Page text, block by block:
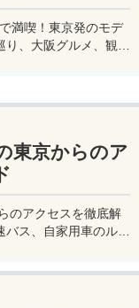
満喫！東京発のモデ
り、大阪グルメ、観光
東京からのア
のアクセスを徹底解
バス、自家用車のルー